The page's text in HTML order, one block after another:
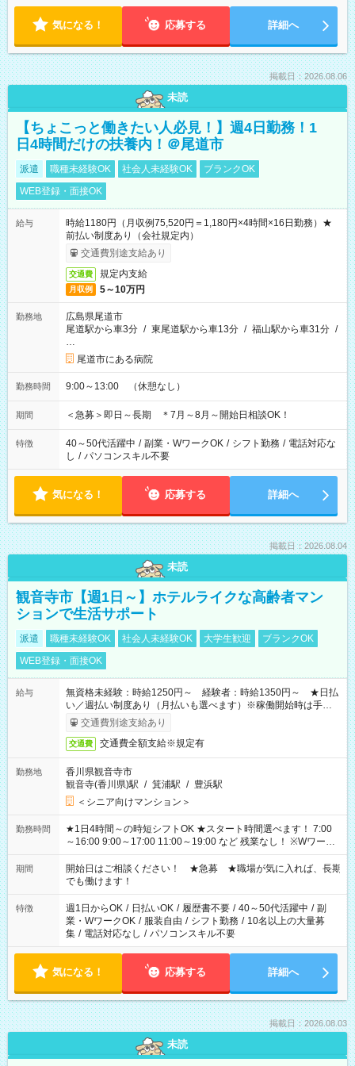
気になる！ 応募する 詳細へ
掲載日：2026.08.06
未読
【ちょこっと働きたい人必見！】週4日勤務！1
日4時間だけの扶養内！＠尾道市
派遣 職種未経験OK 社会人未経験OK
ブランクOK
WEB登録・面接OK
給与
時給1180円（月収例75,520円＝1,180円×4時間×16日勤務）★
前払い制度あり（会社規定内）
交通費別途支給あり
交通費 規定内支給
月収例 5～10万円
勤務地
広島県尾道市
尾道駅から車3分 / 東尾道駅から車13分 / 福山駅から車31分 /
…
尾道市にある病院
勤務時間 9:00～13:00 （休憩なし）
期間 ＜急募＞即日～長期 ＊7月～8月～開始日相談OK！
特徴 40～50代活躍中 / 副業・WワークOK / シフト勤務 / 電話対応な
し / パソコンスキル不要
気になる！ 応募する 詳細へ
掲載日：2026.08.04
未読
観音寺市【週1日～】ホテルライクな高齢者マン
ションで生活サポート
派遣 職種未経験OK 社会人未経験OK 大学生歓迎
ブランクOK
WEB登録・面接OK
給与
無資格未経験：時給1250円～ 経験者：時給1350円～ ★日払
い／週払い制度あり（月払いも選べます）※稼働開始時は手続き
完了次第のお支払いとなります。
交通費別途支給あり
交通費 交通費全額支給※規定有
勤務地
香川県観音寺市
観音寺(香川県)駅 / 箕浦駅 / 豊浜駅
＜シニア向けマンション＞
勤務時間
★1日4時間～の時短シフトOK ★スタート時間選べます！ 7:00
～16:00 9:00～17:00 11:00～19:00 など 残業なし！ ※Wワーク
の場合、他のお仕事と合わせ週40時間超の就業はご案内できま
せん ※法令に基づき、週20時間以上勤務は社会保険への加入対
象となります ※労働者派遣法（日雇い派遣の原則禁止）によ
り、短時間・短期間の就業はご案内が難しい場合があります
期間
開始日はご相談ください！ ★急募 ★職場が気に入れば、長期
でも働けます！
特徴 週1日からOK / 日払いOK / 履歴書不要 / 40～50代活躍中 / 副
業・WワークOK / 服装自由 / シフト勤務 / 10名以上の大量募
集 / 電話対応なし / パソコンスキル不要
気になる！ 応募する 詳細へ
掲載日：2026.08.03
未読